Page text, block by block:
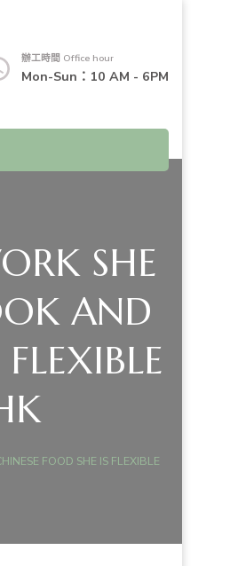
辦工時間 Office hour
Mon-Sun：10 AM - 6PM
SHE
AND
FOOD SHE IS FLEXIBLE